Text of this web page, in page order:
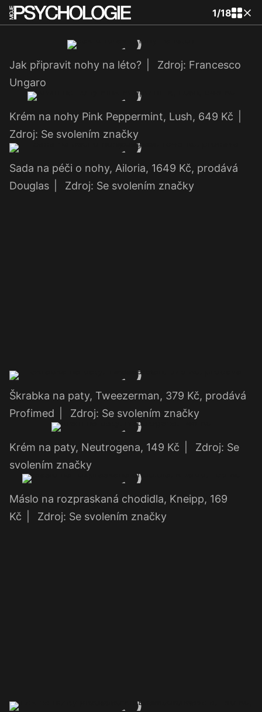
1/18
Jak připravit nohy na léto?
Zdroj: Francesco
Ungaro
Krém na nohy Pink Peppermint, Lush, 649 Kč
Zdroj: Se svolením značky
Sada na péči o nohy, Ailoria, 1649 Kč, prodává
Douglas
Zdroj: Se svolením značky
Škrabka na paty, Tweezerman, 379 Kč, prodává
Profimed
Zdroj: Se svolením značky
Krém na paty, Neutrogena, 149 Kč
Zdroj: Se
svolením značky
Máslo na rozpraskaná chodidla, Kneipp, 169
Kč
Zdroj: Se svolením značky